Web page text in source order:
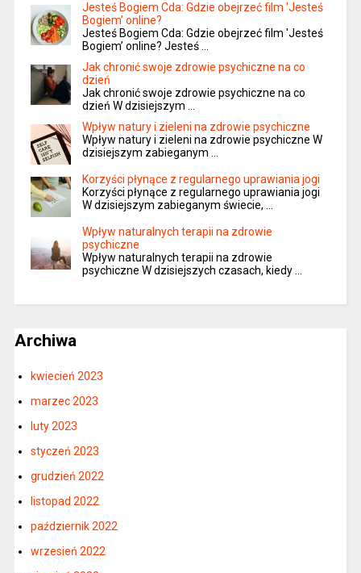
Jesteś Bogiem Cda: Gdzie obejrzeć film 'Jesteś
Bogiem’ online?
Jesteś Bogiem Cda: Gdzie obejrzeć film 'Jesteś
Bogiem’ online? Jesteś …
Jak chronić swoje zdrowie psychiczne na co
dzień
Jak chronić swoje zdrowie psychiczne na co
dzień W dzisiejszym …
Wpływ natury i zieleni na zdrowie psychiczne
Wpływ natury i zieleni na zdrowie psychiczne W
dzisiejszym zabieganym …
Korzyści płynące z regularnego uprawiania jogi
Korzyści płynące z regularnego uprawiania jogi
W dzisiejszym zabieganym świecie, …
Wpływ naturalnych terapii na zdrowie
psychiczne
Wpływ naturalnych terapii na zdrowie
psychiczne W dzisiejszych czasach, kiedy …
Archiwa
kwiecień 2023
marzec 2023
luty 2023
styczeń 2023
grudzień 2022
listopad 2022
październik 2022
wrzesień 2022